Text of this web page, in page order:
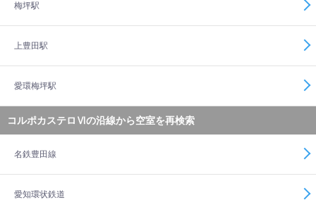
梅坪駅
上豊田駅
愛環梅坪駅
コルポカステロⅥの沿線から空室を再検索
名鉄豊田線
愛知環状鉄道